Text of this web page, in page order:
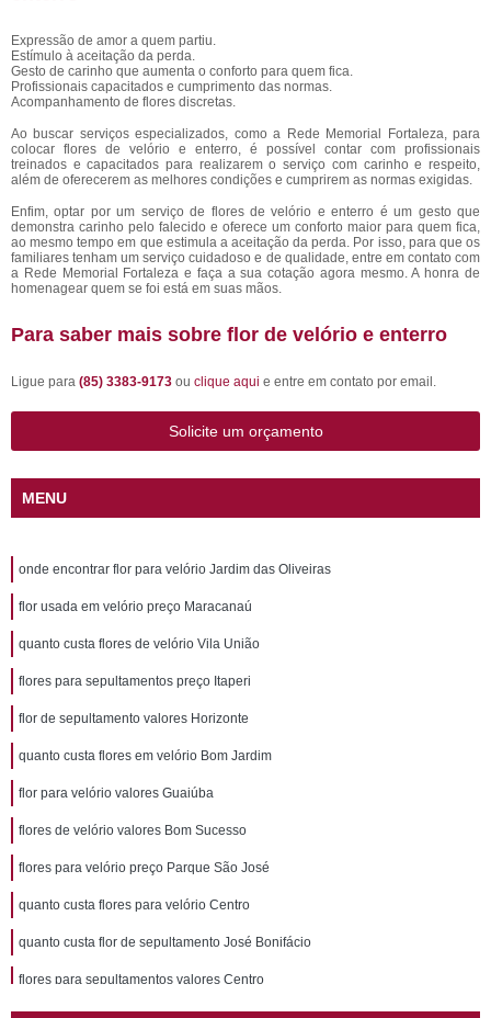
Expressão de amor a quem partiu.
Estímulo à aceitação da perda.
Gesto de carinho que aumenta o conforto para quem fica.
Profissionais capacitados e cumprimento das normas.
Acompanhamento de flores discretas.
Ao buscar serviços especializados, como a Rede Memorial Fortaleza, para
colocar flores de velório e enterro, é possível contar com profissionais
treinados e capacitados para realizarem o serviço com carinho e respeito,
além de oferecerem as melhores condições e cumprirem as normas exigidas.
Enfim, optar por um serviço de flores de velório e enterro é um gesto que
demonstra carinho pelo falecido e oferece um conforto maior para quem fica,
ao mesmo tempo em que estimula a aceitação da perda. Por isso, para que os
familiares tenham um serviço cuidadoso e de qualidade, entre em contato com
a Rede Memorial Fortaleza e faça a sua cotação agora mesmo. A honra de
homenagear quem se foi está em suas mãos.
Para saber mais sobre flor de velório e enterro
Ligue para (85) 3383-9173 ou clique aqui e entre em contato por email.
Solicite um orçamento
MENU
onde encontrar flor para velório Jardim das Oliveiras
flor usada em velório preço Maracanaú
quanto custa flores de velório Vila União
flores para sepultamentos preço Itaperi
flor de sepultamento valores Horizonte
quanto custa flores em velório Bom Jardim
flor para velório valores Guaiúba
flores de velório valores Bom Sucesso
flores para velório preço Parque São José
quanto custa flores para velório Centro
quanto custa flor de sepultamento José Bonifácio
flores para sepultamentos valores Centro